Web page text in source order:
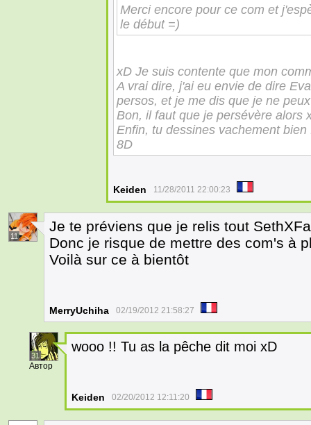
Merci encore pour ce com et
le début =)
xD Je suis contente que mon
A vrai dire, j'ai eu envie de dire
persos, et je me dis que je ne
Bon, il faut que je persévère alors
Enfin, tu dessines vachement
8D
Keiden 11/28/2011 22:00:23
11
Je te préviens que je relis tout
Donc je risque de mettre des com's à
Voilà sur ce à bientôt
MerryUchiha 02/19/2012 21:58:27
31
Автор
wooo !! Tu as la pêche dit moi xD
Keiden 02/20/2012 12:11:20